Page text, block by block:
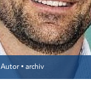
Autor ▪ archiv